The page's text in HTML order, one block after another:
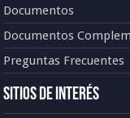
Documentos
Documentos
Preguntas Frecuentes
Sitios de Interés